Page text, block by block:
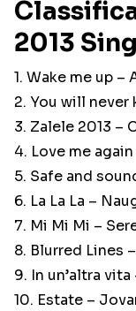
2013
1. Wake me up
2. You will never
3. Zalele 2013 –
4. Love me
5. Safe and
6. La La La –
7. Mi Mi Mi –
8. Blurred Lines
9. In un’altra
10. Estate –